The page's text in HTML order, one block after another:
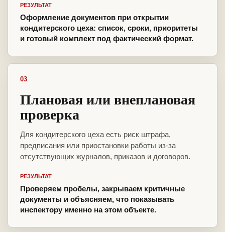
РЕЗУЛЬТАТ
Оформление документов при открытии
кондитерского цеха: список, сроки, приоритеты
и готовый комплект под фактический формат.
03
Плановая или внеплановая
проверка
Для кондитерского цеха есть риск штрафа,
предписания или приостановки работы из-за
отсутствующих журналов, приказов и договоров.
РЕЗУЛЬТАТ
Проверяем пробелы, закрываем критичные
документы и объясняем, что показывать
инспектору именно на этом объекте.